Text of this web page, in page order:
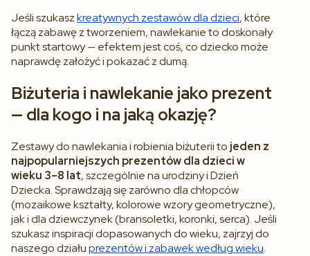
Jeśli szukaszkreatywnych zestawów dla dzieci, które
łączą zabawę z tworzeniem, nawlekanie to doskonały
punkt startowy — efektem jest coś, co dziecko może
naprawdę założyć i pokazać z dumą.
Biżuteria i nawlekanie jako prezent
— dla kogo i na jaką okazję?
Zestawy do nawlekania i robienia biżuterii to jeden z
najpopularniejszych prezentów dla dzieci w
wieku 3–8 lat, szczególnie na urodziny i Dzień
Dziecka. Sprawdzają się zarówno dla chłopców
(mozaikowe kształty, kolorowe wzory geometryczne),
jak i dla dziewczynek (bransoletki, koronki, serca). Jeśli
szukasz inspiracji dopasowanych do wieku, zajrzyj do
naszego działuprezentów i zabawek według wieku.